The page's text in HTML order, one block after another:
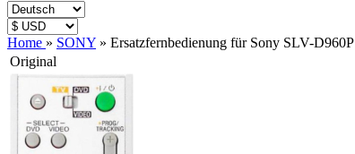
Home » SONY » Ersatzfernbedienung für Sony SLV-D960P
Original